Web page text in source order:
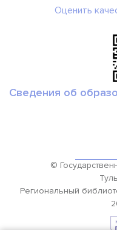
Оценить
Сведения об
©
Региональный